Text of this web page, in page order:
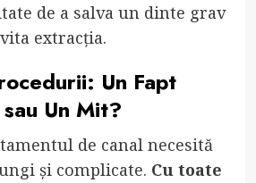
de a salva un dinte grav
extracția.
Un Fapt
Un Mit?
de canal necesită
și complicate. Cu toate